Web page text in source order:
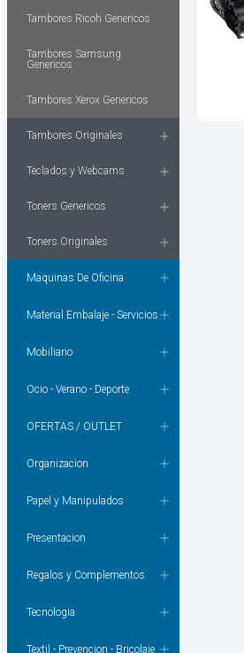
Tambores Ricoh Genericos
Tambores Samsung
Genericos
Tambores Xerox Genericos
Tambores Originales
Teclados y Webcams
Toners Genericos
Toners Originales
Maquinas De Oficina
Material Embalaje - Servicios
Mobiliario
Ocio - Verano - Deporte
OFERTAS / OUTLET
Organizacion
Papel y Manipulados
Presentacion
Regalos y Complementos
Tecnologia
Textil - Prevencion - Bricolaje